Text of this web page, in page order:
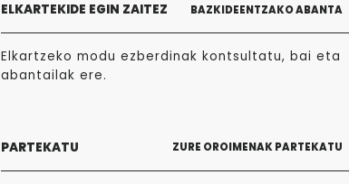
ELKARTEKIDE EGIN ZAITEZ BAZKIDEENTZAKO ABANTA
Elkartzeko modu ezberdinak kontsultatu, bai eta
abantailak ere.
PARTEKATU ZURE OROIMENAK PARTEKATU